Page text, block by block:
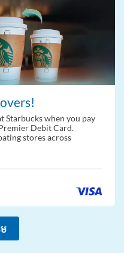
Starbucks when you pay
Debit Card.
stores across
ម